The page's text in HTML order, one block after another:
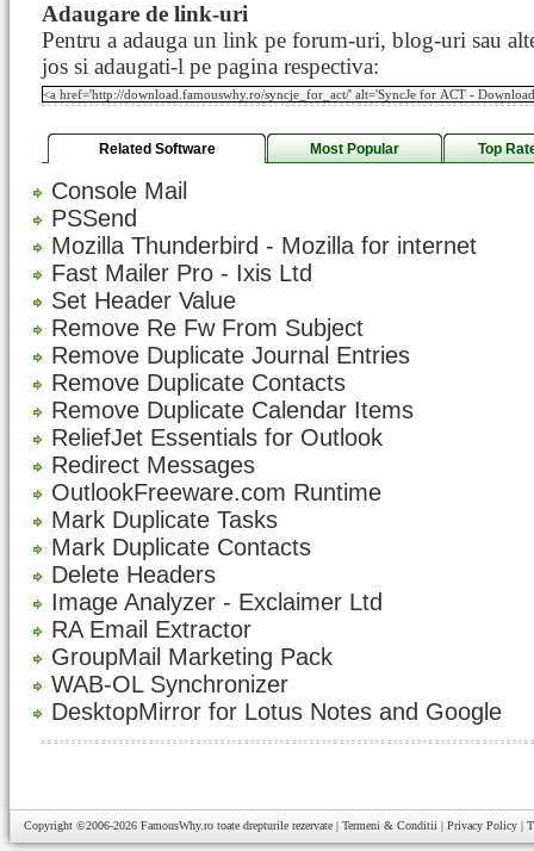
Adaugare de link-uri
Pentru a adauga un link pe forum-uri, blog-uri sau
jos si adaugati-l pe pagina respectiva:
Related Software Most Popular Top
Console Mail
PSSend
Mozilla Thunderbird - Mozilla for internet
Fast Mailer Pro - Ixis Ltd
Set Header Value
Remove Re Fw From Subject
Remove Duplicate Journal Entries
Remove Duplicate Contacts
Remove Duplicate Calendar Items
ReliefJet Essentials for Outlook
Redirect Messages
OutlookFreeware.com Runtime
Mark Duplicate Tasks
Mark Duplicate Contacts
Delete Headers
Image Analyzer - Exclaimer Ltd
RA Email Extractor
GroupMail Marketing Pack
WAB-OL Synchronizer
DesktopMirror for Lotus Notes and Google
Copyright ©2006-2026 FamousWhy.ro toate drepturile rezervate | Termeni & Conditii | Privacy Policy |